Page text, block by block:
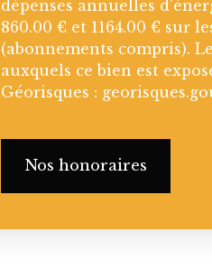
dépenses annuelles
860.00 € et 1164.00 € sur
(abonnements compris).
auxquels ce bien est
Géorisques :
Nos honoraires